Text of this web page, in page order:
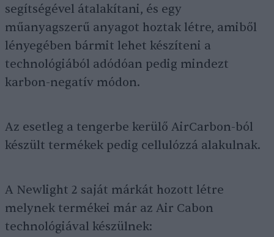
segítségével átalakítani, és egy
műanyagszerű anyagot hoztak létre, amiből
lényegében bármit lehet készíteni a
technológiából adódóan pedig mindezt
karbon-negatív módon.
Az esetleg a tengerbe kerülő AirCarbon-ból
készült termékek pedig cellulózzá alakulnak.
A Newlight 2 saját márkát hozott létre
melynek termékei már az Air Cabon
technológiával készülnek: